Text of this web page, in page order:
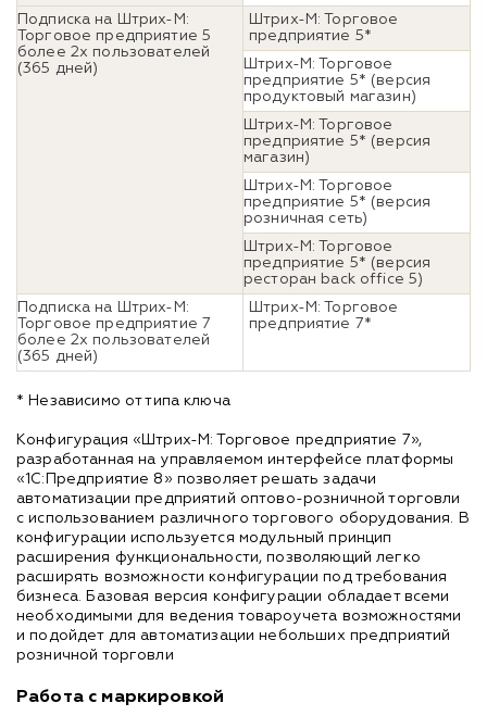
Подписка на Штрих-М:
Торговое предприятие 5
более 2х пользователей
(365 дней)
Штрих-М: Торговое
предприятие 5*
Штрих-М: Торговое
предприятие 5* (версия
продуктовый магазин)
Штрих-М: Торговое
предприятие 5* (версия
магазин)
Штрих-М: Торговое
предприятие 5* (версия
розничная сеть)
Штрих-М: Торговое
предприятие 5* (версия
ресторан back office 5)
Подписка на Штрих-М:
Торговое предприятие 7
более 2х пользователей
(365 дней)
Штрих-М: Торговое
предприятие 7*
* Независимо от типа ключа
Конфигурация «Штрих-М: Торговое предприятие 7»,
разработанная на управляемом интерфейсе платформы
«1С:Предприятие 8» позволяет решать задачи
автоматизации предприятий оптово-розничной торговли
с использованием различного торгового оборудования. В
конфигурации используется модульный принцип
расширения функциональности, позволяющий легко
расширять возможности конфигурации под требования
бизнеса. Базовая версия конфигурации обладает всеми
необходимыми для ведения товароучета возможностями
и подойдет для автоматизации небольших предприятий
розничной торговли
Работа с маркировкой